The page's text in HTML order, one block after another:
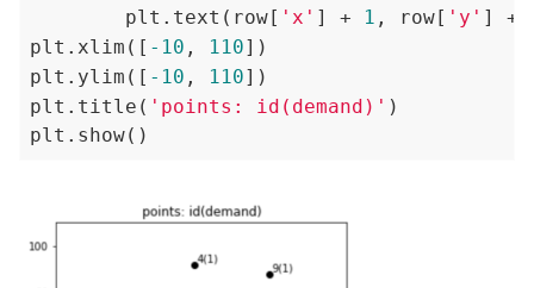
        plt.text(row[
'x' ] + 1 , row[ 'y' ] +
plt.xlim([ -10 , 110])
plt.ylim([ -10 , 110])
plt.title( 'points: id(demand)' )